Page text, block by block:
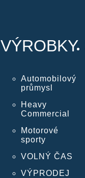
VÝROBKY
Automobilový
průmysl
Heavy
Commercial
Motorové
sporty
VOLNÝ ČAS
VÝPRODEJ